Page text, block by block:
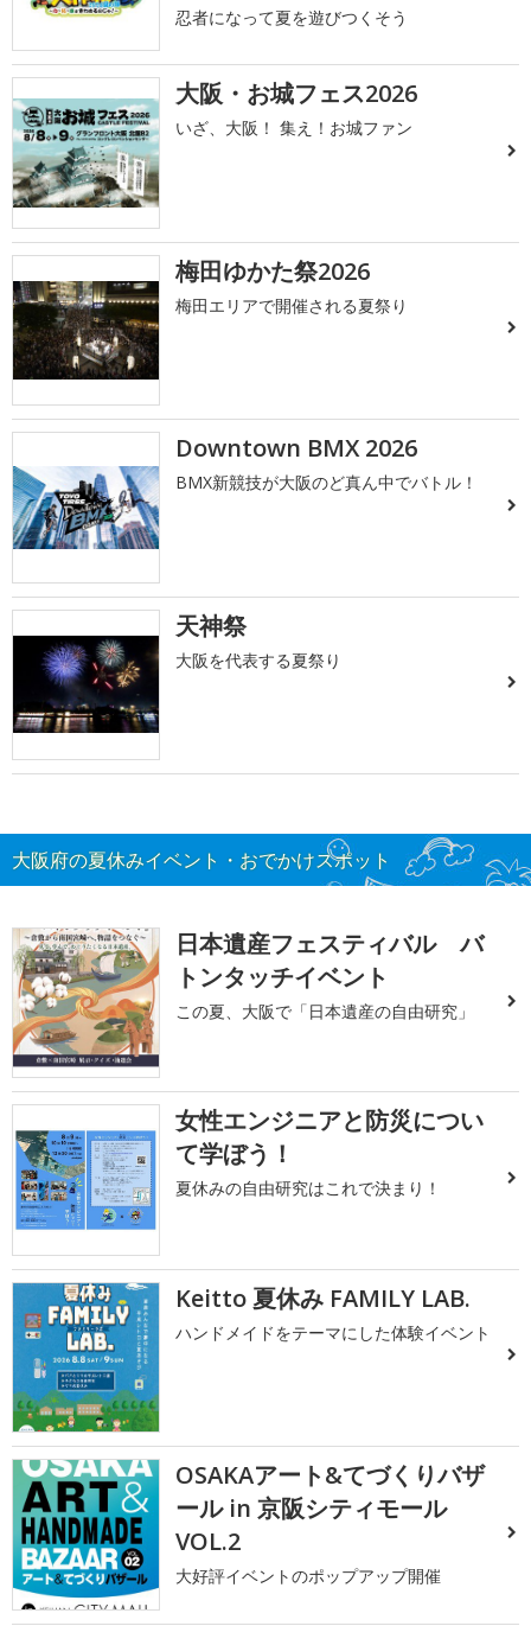
忍者になって夏を遊びつくそう
大阪・お城フェス2026
いざ、大阪！ 集え！お城ファン
梅田ゆかた祭2026
梅田エリアで開催される夏祭り
Downtown BMX 2026
BMX新競技が大阪のど真ん中でバトル！
天神祭
大阪を代表する夏祭り
大阪府の夏休みイベント・おでかけスポット
日本遺産フェスティバル バ
トンタッチイベント
この夏、大阪で「日本遺産の自由研究」
女性エンジニアと防災につい
て学ぼう！
夏休みの自由研究はこれで決まり！
Keitto 夏休み FAMILY LAB.
ハンドメイドをテーマにした体験イベント
OSAKAアート&てづくりバザ
ール in 京阪シティモール
VOL.2
大好評イベントのポップアップ開催